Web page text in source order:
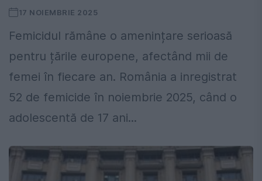
17 NOIEMBRIE 2025
Femicidul rămâne o amenințare serioasă
pentru țările europene, afectând mii de
femei în fiecare an. România a inregistrat
52 de femicide în noiembrie 2025, când o
adolescentă de 17 ani...